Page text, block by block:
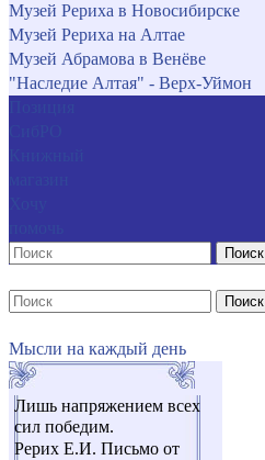
Музей Рериха в Новосибирске
Музей Рериха на Алтае
Музей Абрамова в Венёве
"Наследие Алтая" - Верх-Уймон
Поиск
Поиск
Мысли на каждый день
Лишь напряжением всех
сил победим.
Рерих Е.И. Письмо от